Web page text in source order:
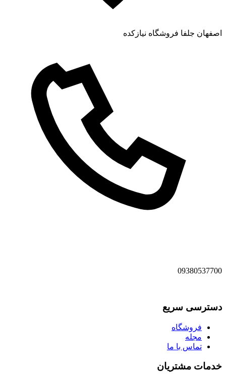
اصفهان جلفا فروشگاه نیازکده
09380537700
دسترسی سریع
فروشگاه
مجله
تماس با ما
خدمات مشتریان